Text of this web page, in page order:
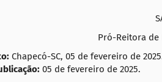
Pró-Reitora de
Chapecó-SC, 05 de fevereiro de
05 de fevereiro de 2025.